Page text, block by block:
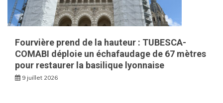
Fourvière prend de la hauteur : TUBESCA-
COMABI déploie un échafaudage de 67 mètres
pour restaurer la basilique lyonnaise
9 juillet 2026